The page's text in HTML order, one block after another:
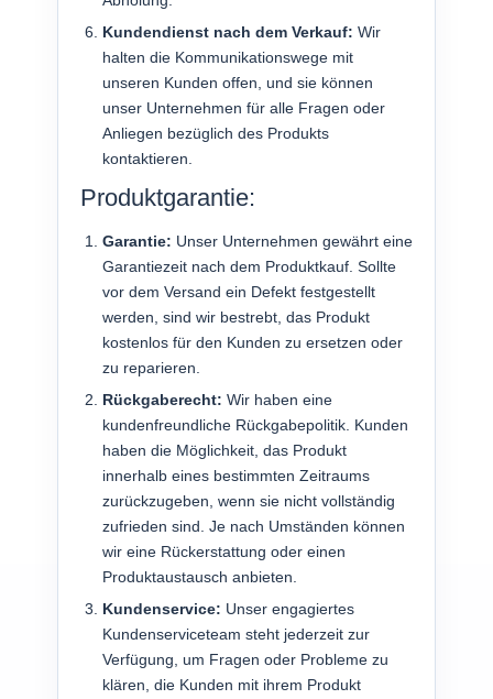
Kundendienst nach dem Verkauf: Wir
halten die Kommunikationswege mit
unseren Kunden offen, und sie können
unser Unternehmen für alle Fragen oder
Anliegen bezüglich des Produkts
kontaktieren.
Produktgarantie:
Garantie: Unser Unternehmen gewährt eine
Garantiezeit nach dem Produktkauf. Sollte
vor dem Versand ein Defekt festgestellt
werden, sind wir bestrebt, das Produkt
kostenlos für den Kunden zu ersetzen oder
zu reparieren.
Rückgaberecht: Wir haben eine
kundenfreundliche Rückgabepolitik. Kunden
haben die Möglichkeit, das Produkt
innerhalb eines bestimmten Zeitraums
zurückzugeben, wenn sie nicht vollständig
zufrieden sind. Je nach Umständen können
wir eine Rückerstattung oder einen
Produktaustausch anbieten.
Kundenservice: Unser engagiertes
Kundenserviceteam steht jederzeit zur
Verfügung, um Fragen oder Probleme zu
klären, die Kunden mit ihrem Produkt